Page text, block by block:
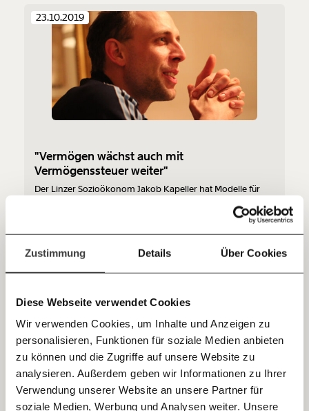
Zustimmung Details Über Cookies
Diese Webseite verwendet Cookies
Wir verwenden Cookies, um Inhalte und Anzeigen zu
personalisieren, Funktionen für soziale Medien anbieten
zu können und die Zugriffe auf unsere Website zu
analysieren. Außerdem geben wir Informationen zu Ihrer
Verwendung unserer Website an unsere Partner für
soziale Medien, Werbung und Analysen weiter. Unsere
Immer auf dem Laufenden
bleiben mit unseren gratis
beginnt mit Dir!
WerdeFördermitglied
und wir können gemeinsam
unsere Wirtschaft so gestalten, dass sie für alle
funktioniert. Unsere Recherchen sind für alle frei im
Netz. Unabhängig und werbefrei. Und das wird auch
so bleiben. Kämpf’ mit uns für den Fortschritt und
unterstütze uns mit Deinem Mitgliedsbeitrag.
Du überweist lieber direkt?
Hier unsere IBAN: AT34 4300 0498 0007 6017
Kontoinhaber: Momentum Institut - Verein für
sozialen Fortschritt
Jetzt
einfach
teilen.
E-Mail
Whatsapp
23.10.2019
"Vermögen wächst auch mit
Vermögenssteuer weiter"
Der Linzer Sozioökonom Jakob Kapeller hat Modelle für
negative Folgen für privaten Reichtum und Unternehmen
ließen sich abfedern, sagt er. Und: "Wer sein Vermögen
einigermaßen gewinnbringend anlegt, wird es noch immer
weiter vergrößern."
Klimakrise